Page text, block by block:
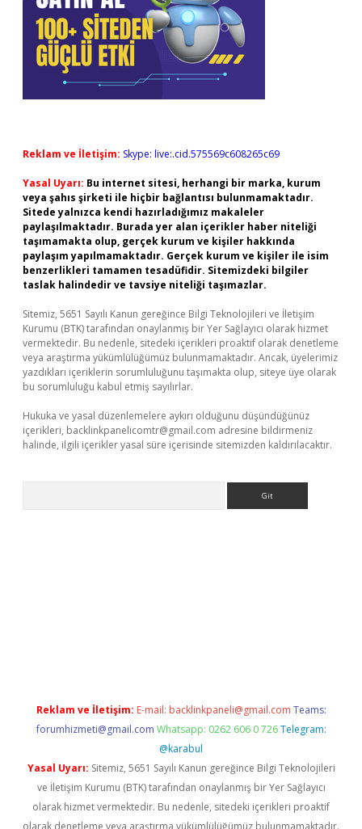
Reklam ve İletişim: Skype: live:.cid.575569c608265c69
Yasal Uyarı: Bu internet sitesi, herhangi bir marka, kurum
veya şahıs şirketi ile hiçbir bağlantısı bulunmamaktadır.
Sitede yalnızca kendi hazırladığımız makaleler
paylaşılmaktadır. Burada yer alan içerikler haber niteliği
taşımamakta olup, gerçek kurum ve kişiler hakkında
paylaşım yapılmamaktadır. Gerçek kurum ve kişiler ile isim
benzerlikleri tamamen tesadüfidir. Sitemizdeki bilgiler
taslak halindedir ve tavsiye niteliği taşımazlar.
Sitemiz, 5651 Sayılı Kanun gereğince Bilgi Teknolojileri ve İletişim
Kurumu (BTK) tarafından onaylanmış bir Yer Sağlayıcı olarak hizmet
vermektedir. Bu nedenle, sitedeki içerikleri proaktif olarak denetleme
veya araştırma yükümlülüğümüz bulunmamaktadır. Ancak, üyelerimiz
yazdıkları içeriklerin sorumluluğunu taşımakta olup, siteye üye olarak
bu sorumluluğu kabul etmiş sayılırlar.
Hukuka ve yasal düzenlemelere aykırı olduğunu düşündüğünüz
içerikleri, backlinkpanelicomtr@gmail.com adresine bildirmeniz
halinde, ilgili içerikler yasal süre içerisinde sitemizden kaldırılacaktır.
Reklam ve İletişim: E-mail: backlinkpaneli@gmail.com Teams:
forumhizmeti@gmail.com Whatsapp: 0262 606 0 726 Telegram:
@karabul
Yasal Uyarı: Sitemiz, 5651 Sayılı Kanun gereğince Bilgi Teknolojileri
ve İletişim Kurumu (BTK) tarafından onaylanmış bir Yer Sağlayıcı
olarak hizmet vermektedir. Bu nedenle, sitedeki içerikleri proaktif
olarak denetleme veya araştırma yükümlülüğümüz bulunmamaktadır.